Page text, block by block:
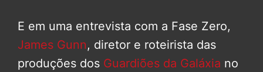
E em uma entrevista com a Fase Zero,
James Gunn, diretor e roteirista das
produções dos Guardiões da Galáxia no